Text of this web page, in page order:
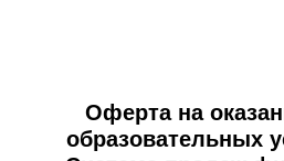
Оферта на
образовательных